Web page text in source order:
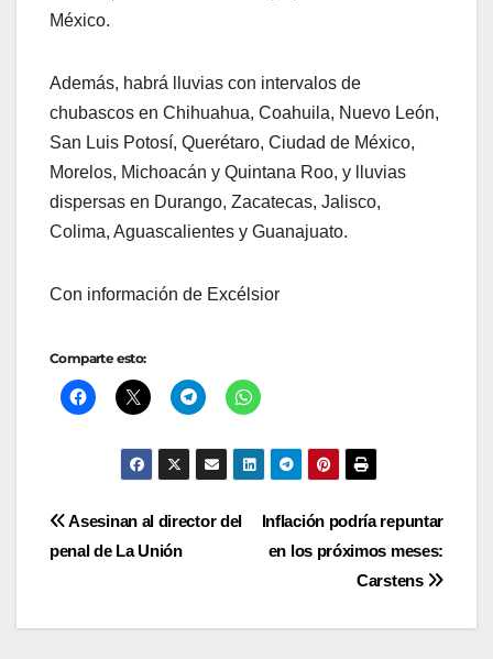
México.
Además, habrá lluvias con intervalos de
chubascos en Chihuahua, Coahuila, Nuevo León,
San Luis Potosí, Querétaro, Ciudad de México,
Morelos, Michoacán y Quintana Roo, y lluvias
dispersas en Durango, Zacatecas, Jalisco,
Colima, Aguascalientes y Guanajuato.
Con información de Excélsior
Comparte esto:
Navegación
de
entradas
Inflación podría repuntar
en los próximos meses:
Carstens
Asesinan al director del
penal de La Unión